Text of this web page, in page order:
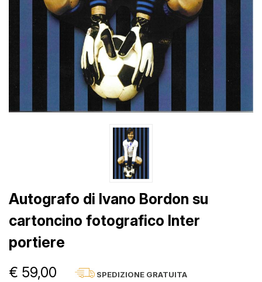
Autografo di Ivano Bordon su
cartoncino fotografico Inter
portiere
€ 59,00 SPEDIZIONE GRATUITA